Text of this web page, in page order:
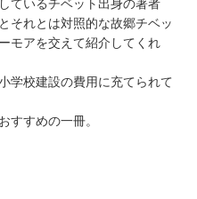
ているチベット出身の著者
それとは対照的な故郷チベッ
モアを交えて紹介してくれ
学校建設の費用に充てられて
すすめの一冊。